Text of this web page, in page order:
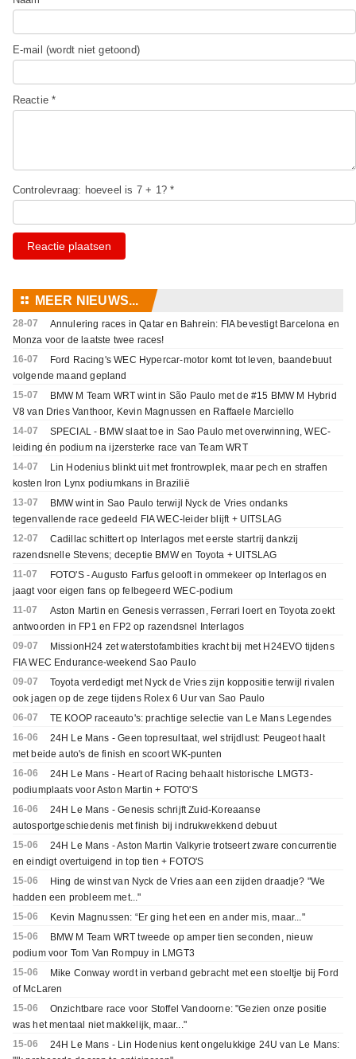
E-mail (wordt niet getoond)
Reactie *
Controlevraag: hoeveel is 7 + 1? *
Reactie plaatsen
⚏ MEER NIEUWS...
28-07
Annulering races in Qatar en Bahrein: FIA bevestigt Barcelona en
Monza voor de laatste twee races!
16-07
Ford Racing's WEC Hypercar-motor komt tot leven, baandebuut
volgende maand gepland
15-07
BMW M Team WRT wint in São Paulo met de #15 BMW M Hybrid
V8 van Dries Vanthoor, Kevin Magnussen en Raffaele Marciello
14-07
SPECIAL - BMW slaat toe in Sao Paulo met overwinning, WEC-
leiding én podium na ijzersterke race van Team WRT
14-07
Lin Hodenius blinkt uit met frontrowplek, maar pech en straffen
kosten Iron Lynx podiumkans in Brazilië
13-07
BMW wint in Sao Paulo terwijl Nyck de Vries ondanks
tegenvallende race gedeeld FIA WEC-leider blijft + UITSLAG
12-07
Cadillac schittert op Interlagos met eerste startrij dankzij
razendsnelle Stevens; deceptie BMW en Toyota + UITSLAG
11-07
FOTO'S - Augusto Farfus gelooft in ommekeer op Interlagos en
jaagt voor eigen fans op felbegeerd WEC-podium
11-07
Aston Martin en Genesis verrassen, Ferrari loert en Toyota zoekt
antwoorden in FP1 en FP2 op razendsnel Interlagos
09-07
MissionH24 zet waterstofambities kracht bij met H24EVO tijdens
FIA WEC Endurance-weekend Sao Paulo
09-07
Toyota verdedigt met Nyck de Vries zijn koppositie terwijl rivalen
ook jagen op de zege tijdens Rolex 6 Uur van Sao Paulo
06-07
TE KOOP raceauto's: prachtige selectie van Le Mans Legendes
16-06
24H Le Mans - Geen topresultaat, wel strijdlust: Peugeot haalt
met beide auto's de finish en scoort WK-punten
16-06
24H Le Mans - Heart of Racing behaalt historische LMGT3-
podiumplaats voor Aston Martin + FOTO'S
16-06
24H Le Mans - Genesis schrijft Zuid-Koreaanse
autosportgeschiedenis met finish bij indrukwekkend debuut
15-06
24H Le Mans - Aston Martin Valkyrie trotseert zware concurrentie
en eindigt overtuigend in top tien + FOTO'S
15-06
Hing de winst van Nyck de Vries aan een zijden draadje? "We
hadden een probleem met..."
15-06
Kevin Magnussen: “Er ging het een en ander mis, maar..."
15-06
BMW M Team WRT tweede op amper tien seconden, nieuw
podium voor Tom Van Rompuy in LMGT3
15-06
Mike Conway wordt in verband gebracht met een stoeltje bij Ford
of McLaren
15-06
Onzichtbare race voor Stoffel Vandoorne: "Gezien onze positie
was het mentaal niet makkelijk, maar..."
15-06
24H Le Mans - Lin Hodenius kent ongelukkige 24U van Le Mans: